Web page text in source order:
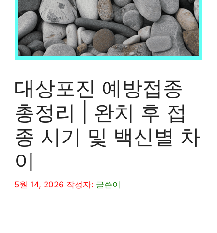
대상포진 예방접종
총정리 | 완치 후 접
종 시기 및 백신별 차
이
5월 14, 2026 작성자: 글쓴이